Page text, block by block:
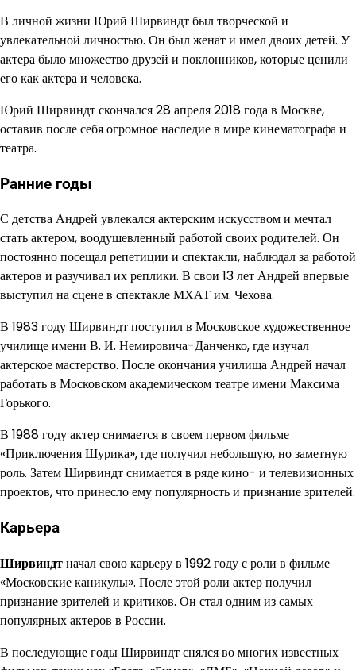
В личной жизни Юрий Ширвиндт был творческой и
увлекательной личностью. Он был женат и имел двоих детей. У
актера было множество друзей и поклонников, которые ценили
его как актера и человека.
Юрий Ширвиндт скончался 28 апреля 2018 года в Москве,
оставив после себя огромное наследие в мире кинематографа и
театра.
Ранние годы
С детства Андрей увлекался актерским искусством и мечтал
стать актером, воодушевленный работой своих родителей. Он
постоянно посещал репетиции и спектакли, наблюдал за работой
актеров и разучивал их реплики. В свои 13 лет Андрей впервые
выступил на сцене в спектакле МХАТ им. Чехова.
В 1983 году Ширвиндт поступил в Московское художественное
училище имени В. И. Немировича-Данченко, где изучал
актерское мастерство. После окончания училища Андрей начал
работать в Московском академическом театре имени Максима
Горького.
В 1988 году актер снимается в своем первом фильме
«Приключения Шурика», где получил небольшую, но заметную
роль. Затем Ширвиндт снимается в ряде кино- и телевизионных
проектов, что принесло ему популярность и признание зрителей.
Карьера
Ширвиндтначал свою карьеру в 1992 году с роли в фильме
«Московские каникулы». После этой роли актер получил
признание зрителей и критиков. Он стал одним из самых
популярных актеров в России.
В последующие годы Ширвиндт снялся во многих известных